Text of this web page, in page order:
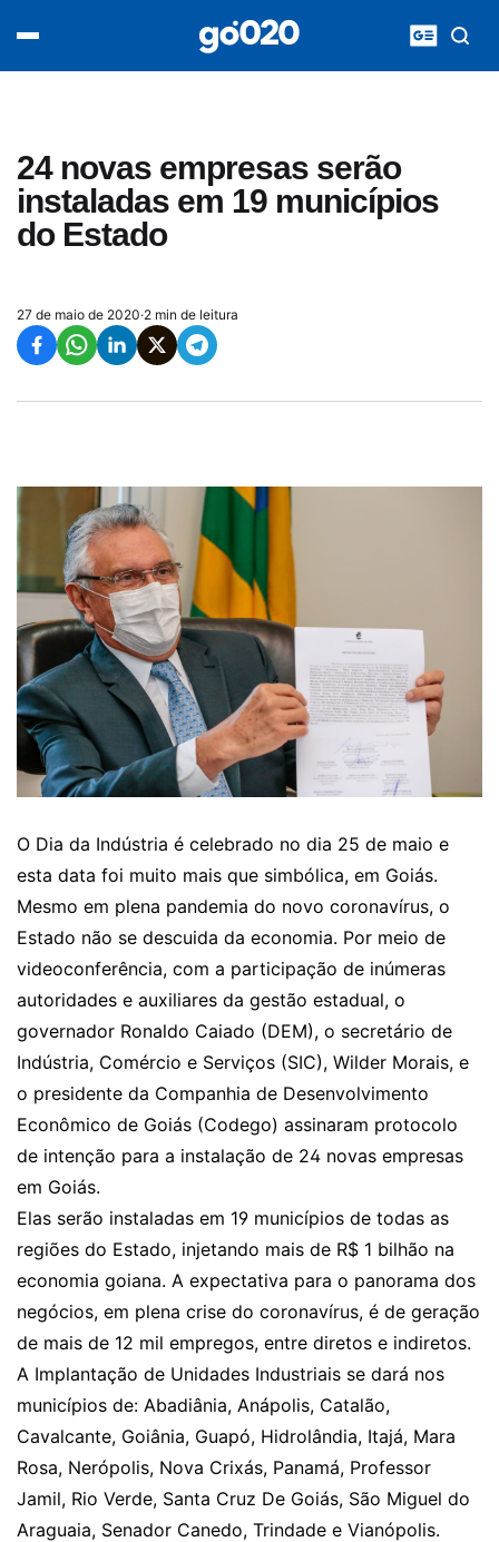
24 novas empresas serão
instaladas em 19 municípios
do Estado
27 de maio de 2020·2 min de leitura
O Dia da Indústria é celebrado no dia 25 de maio e
esta data foi muito mais que simbólica, em Goiás.
Mesmo em plena pandemia do novo coronavírus, o
Estado não se descuida da economia. Por meio de
videoconferência, com a participação de inúmeras
autoridades e auxiliares da gestão estadual, o
governador Ronaldo Caiado (DEM), o secretário de
Indústria, Comércio e Serviços (SIC), Wilder Morais, e
o presidente da Companhia de Desenvolvimento
Econômico de Goiás (Codego) assinaram protocolo
de intenção para a instalação de 24 novas empresas
em Goiás.
Elas serão instaladas em 19 municípios de todas as
regiões do Estado, injetando mais de R$ 1 bilhão na
economia goiana. A expectativa para o panorama dos
negócios, em plena crise do coronavírus, é de geração
de mais de 12 mil empregos, entre diretos e indiretos.
A Implantação de Unidades Industriais se dará nos
municípios de: Abadiânia, Anápolis, Catalão,
Cavalcante, Goiânia, Guapó, Hidrolândia, Itajá, Mara
Rosa, Nerópolis, Nova Crixás, Panamá, Professor
Jamil, Rio Verde, Santa Cruz De Goiás, São Miguel do
Araguaia, Senador Canedo, Trindade e Vianópolis.
acontece agora
entretenimento
vídeos
pod020